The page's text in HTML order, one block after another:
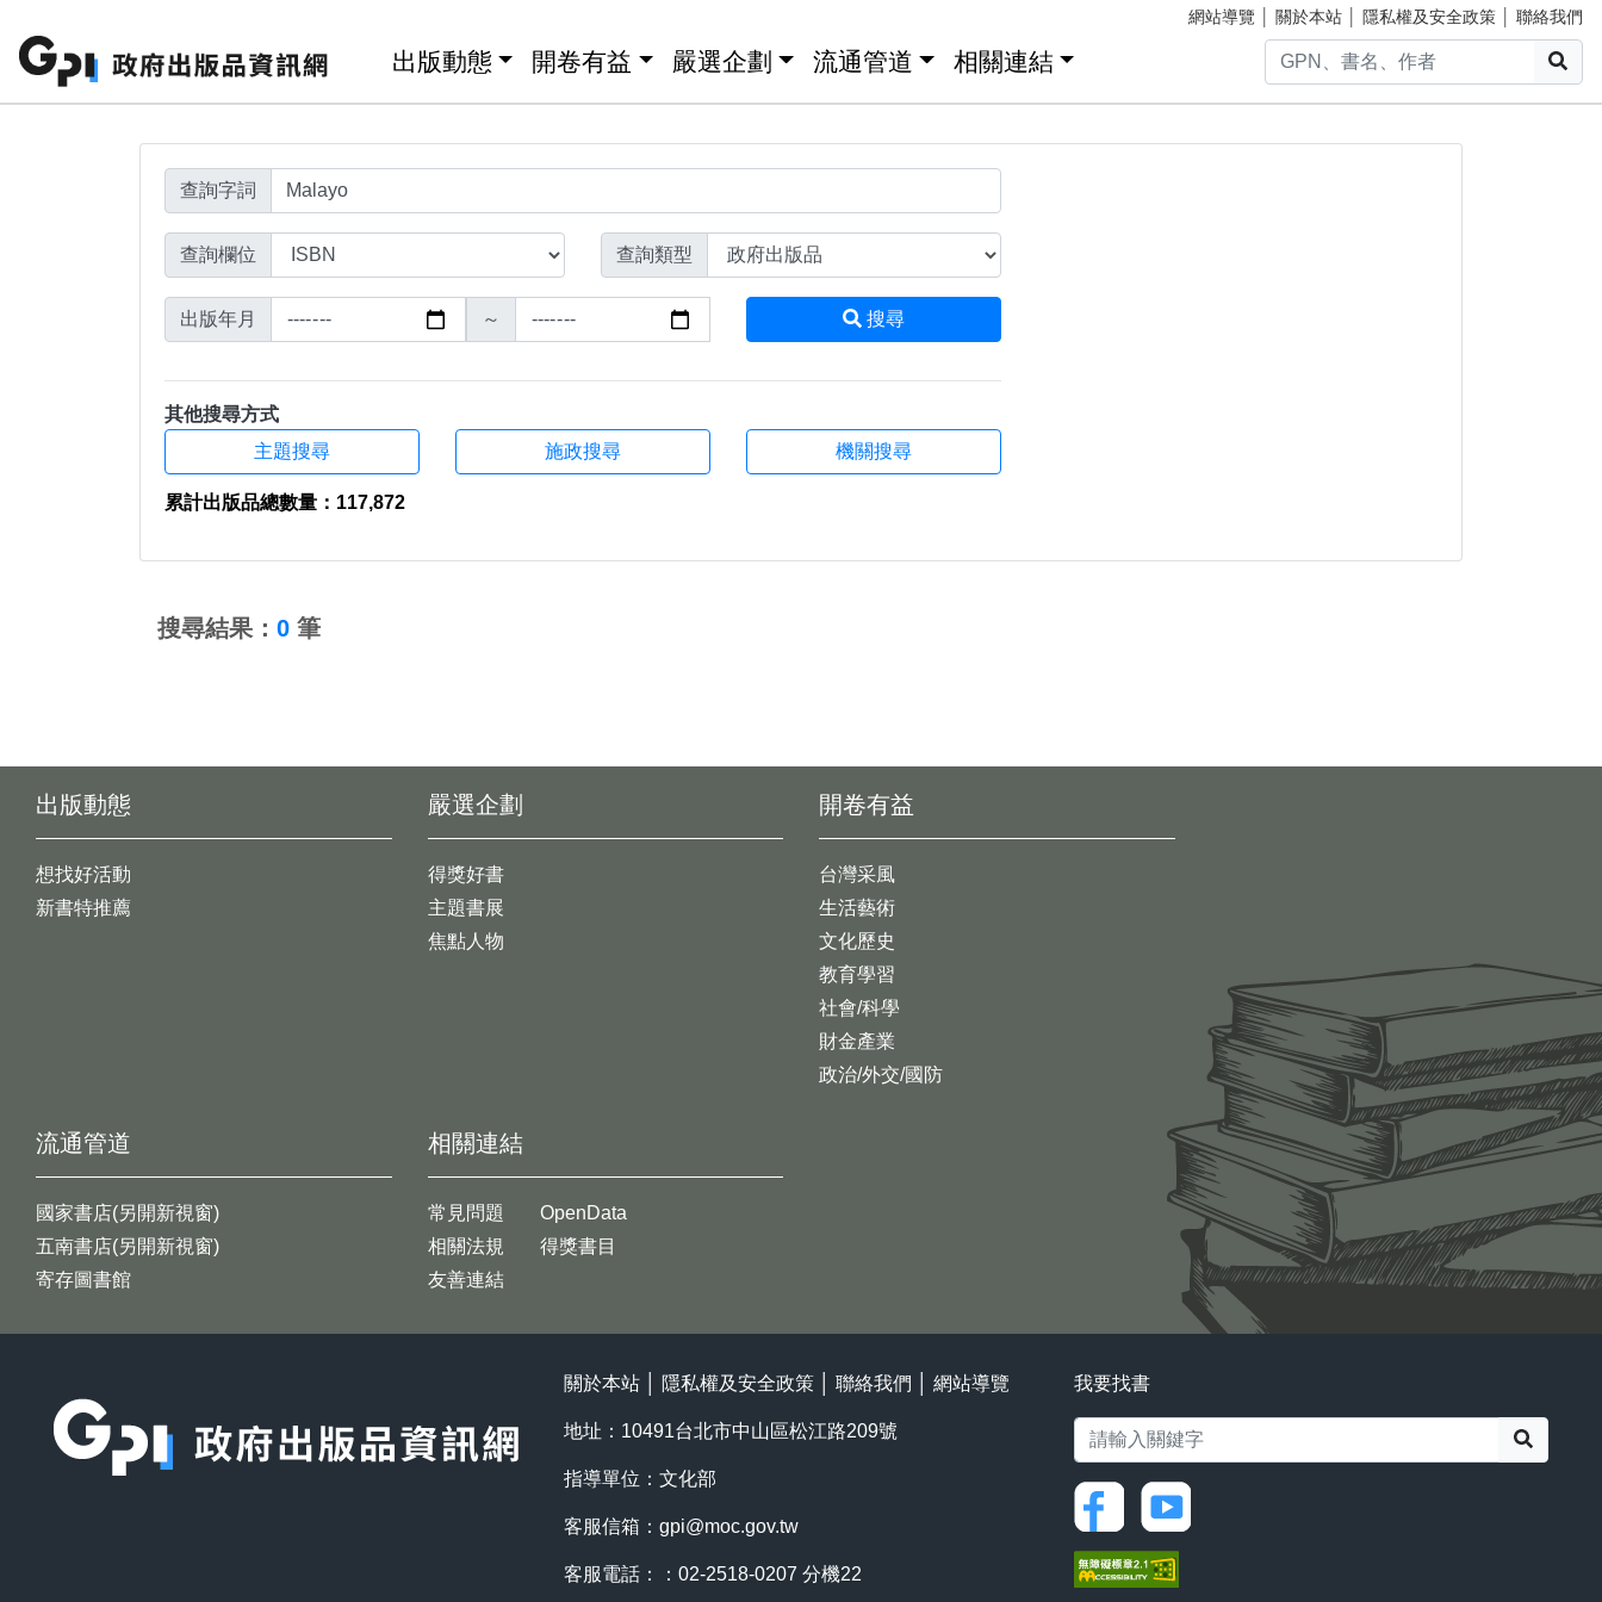
網站導覽 關於本站 隱私權及安全政策 聯絡我們
出版動態 開卷有益 嚴選企劃 流通管道 相關連結
搜尋結果頁面
查詢字詞
查詢欄位 查詢類型
出版年月 ～ 搜尋
其他搜尋方式
主題搜尋
施政搜尋 機關搜尋
累計出版品總數量：117,872
搜尋結果： 0 筆
出版動態
想找好活動
新書特推薦
開卷有益
台灣采風
生活藝術
文化歷史
教育學習
社會/科學
財金產業
政治/外交/國防
嚴選企劃
得獎好書
主題書展
焦點人物
流通管道
國家書店(另開新視窗)
五南書店(另開新視窗)
寄存圖書館
相關連結
常見問題
相關法規
友善連結
OpenData
得獎書目
關於本站 隱私權及安全政策 聯絡我們 網站導覽
地址：10491台北市中山區松江路209號
指導單位：文化部
客服信箱： gpi@moc.gov.tw
客服電話：：02-2518-0207 分機22
我要找書